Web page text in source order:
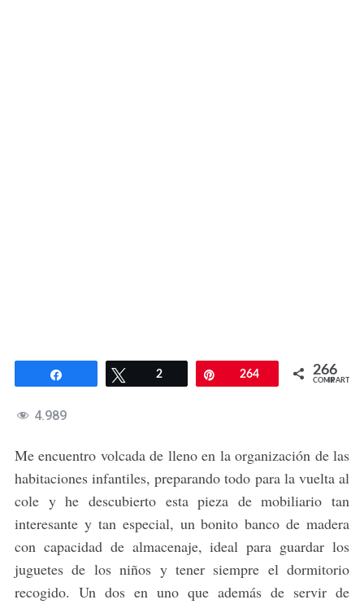
Compartir Twittear
2 Pin264 266
COMPARTIR
4.989
Me encuentro volcada de lleno en la organización de las
habitaciones infantiles, preparando todo para la vuelta al
cole y he descubierto esta pieza de mobiliario tan
interesante y tan especial, un bonito banco de madera
con capacidad de almacenaje, ideal para guardar los
juguetes de los niños y tener siempre el dormitorio
recogido. Un dos en uno que además de servir de